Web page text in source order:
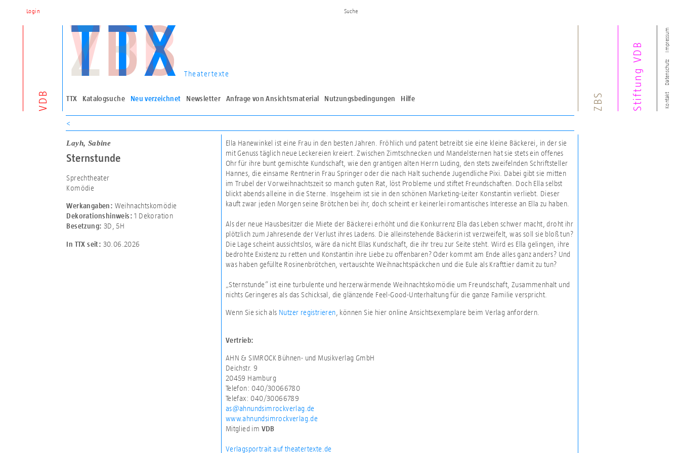
Kontakt
Datenschutz
Impressum
VDB
Theatertexte
TTX Katalogsuche Neu verzeichnet Newsletter Anfrage von Ansichtsmaterial Nutzungsbedingungen Hilfe ZBS Stiftung VDB
Login
<
Layh, Sabine
Sternstunde
Sprechtheater
Komödie
Werkangaben: Weihnachtskomödie
Dekorationshinweis:1 Dekoration
Besetzung: 3D ,5H
In TTX seit: 30.06.2026
Ella Hanewinkel ist eine Frau in den besten Jahren. Fröhlich und patent betreibt sie eine kleine Bäckerei, in der sie
mit Genuss täglich neue Leckereien kreiert. Zwischen Zimtschnecken und Mandelsternen hat sie stets ein offenes
Ohr für ihre bunt gemischte Kundschaft, wie den grantigen alten Herrn Luding, den stets zweifelnden Schriftsteller
Hannes, die einsame Rentnerin Frau Springer oder die nach Halt suchende Jugendliche Pixi. Dabei gibt sie mitten
im Trubel der Vorweihnachtszeit so manch guten Rat, löst Probleme und stiftet Freundschaften. Doch Ella selbst
blickt abends alleine in die Sterne. Insgeheim ist sie in den schönen Marketing-Leiter Konstantin verliebt. Dieser
kauft zwar jeden Morgen seine Brötchen bei ihr, doch scheint er keinerlei romantisches Interesse an Ella zu haben.
Als der neue Hausbesitzer die Miete der Bäckerei erhöht und die Konkurrenz Ella das Leben schwer macht, droht ihr
plötzlich zum Jahresende der Verlust ihres Ladens. Die alleinstehende Bäckerin ist verzweifelt, was soll sie bloß tun?
Die Lage scheint aussichtslos, wäre da nicht Ellas Kundschaft, die ihr treu zur Seite steht. Wird es Ella gelingen, ihre
bedrohte Existenz zu retten und Konstantin ihre Liebe zu offenbaren? Oder kommt am Ende alles ganz anders? Und
was haben gefüllte Rosinenbrötchen, vertauschte Weihnachtspäckchen und die Eule als Krafttier damit zu tun?
„Sternstunde“ ist eine turbulente und herzerwärmende Weihnachtskomödie um Freundschaft, Zusammenhalt und
nichts Geringeres als das Schicksal, die glänzende Feel-Good-Unterhaltung für die ganze Familie verspricht.
Wenn Sie sich als Nutzer registrieren , können Sie hier online Ansichtsexemplare beim Verlag anfordern.
Vertrieb:
AHN & SIMROCK Bühnen- und Musikverlag GmbH
Deichstr. 9
20459 Hamburg
Telefon: 040/30066780
Telefax: 040/30066789
as@ahnundsimrockverlag.de
www.ahnundsimrockverlag.de
Mitglied im VDB
Verlagsportrait auf theatertexte.de